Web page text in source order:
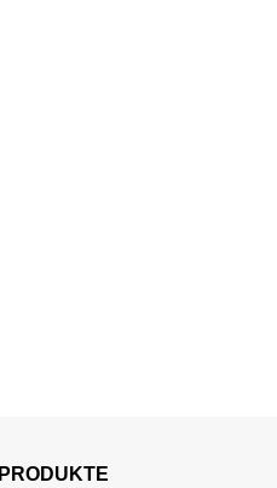
PRODUKTE